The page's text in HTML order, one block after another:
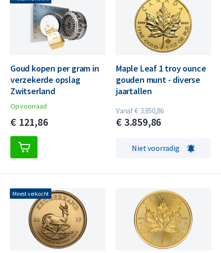
Goud kopen per gram in
verzekerde opslag
Zwitserland
Op voorraad
€ 121,86
Maple Leaf 1 troy ounce
gouden munt - diverse
jaartallen
€ 3.859,86
Vanaf€ 3.850,86
Niet voorradig
Meest verkocht